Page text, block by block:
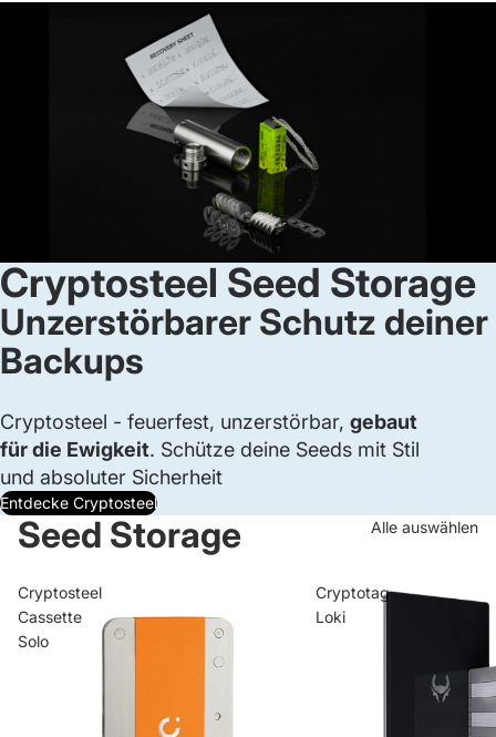
Cryptosteel Seed Storage
Unzerstörbarer Schutz deiner
Backups
Cryptosteel - feuerfest, unzerstörbar, gebaut
für die Ewigkeit. Schütze deine Seeds mit Stil
und absoluter Sicherheit
Entdecke Cryptosteel
Seed Storage Alle auswählen
Cryptosteel
Cassette
Solo
Cryptotag
Loki